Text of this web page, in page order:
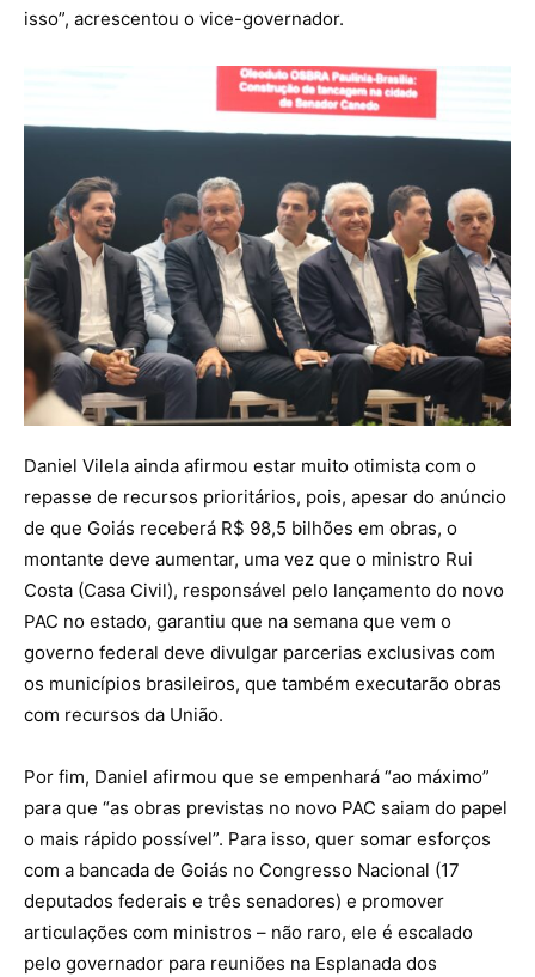
isso”, acrescentou o vice-governador.
Daniel Vilela ainda afirmou estar muito otimista com o
repasse de recursos prioritários, pois, apesar do anúncio
de que Goiás receberá R$ 98,5 bilhões em obras, o
montante deve aumentar, uma vez que o ministro Rui
Costa (Casa Civil), responsável pelo lançamento do novo
PAC no estado, garantiu que na semana que vem o
governo federal deve divulgar parcerias exclusivas com
os municípios brasileiros, que também executarão obras
com recursos da União.
Por fim, Daniel afirmou que se empenhará “ao máximo”
para que “as obras previstas no novo PAC saiam do papel
o mais rápido possível”. Para isso, quer somar esforços
com a bancada de Goiás no Congresso Nacional (17
deputados federais e três senadores) e promover
articulações com ministros – não raro, ele é escalado
pelo governador para reuniões na Esplanada dos